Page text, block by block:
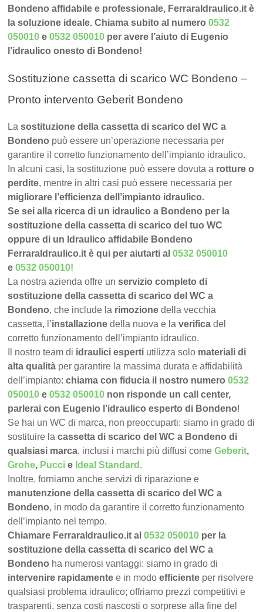
Bondeno affidabile e professionale, FerraraIdraulico.it è
la soluzione ideale. Chiama subito al numero0532
050010 e0532 050010 per avere l’aiuto di Eugenio
l’idraulico onesto di Bondeno!
Sostituzione cassetta di scarico WC Bondeno –
Pronto intervento Geberit Bondeno
Lasostituzione della cassetta di scarico del WC a
Bondeno può essere un’operazione necessaria per
garantire il corretto funzionamento dell’impianto idraulico.
In alcuni casi, la sostituzione può essere dovuta a rotture o
perdite, mentre in altri casi può essere necessaria per
migliorare l’efficienza dell’impianto idraulico.
Se sei alla ricerca di un idraulico a Bondeno per la
sostituzione della cassetta di scarico del tuo WC
oppure di un Idraulico affidabile Bondeno
FerraraIdraulico.it è qui per aiutarti al0532 050010
e0532 050010!
La nostra azienda offre unservizio completo di
sostituzione della cassetta di scarico del WC a
Bondeno, che include la rimozione della vecchia
cassetta, l’installazione della nuova e laverifica del
corretto funzionamento dell’impianto idraulico.
Il nostro team di idraulici esperti utilizza solo materiali di
alta qualità per garantire la massima durata e affidabilità
dell’impianto:chiama con fiducia il nostro numero0532
050010 e0532 050010 non risponde un call center,
parlerai con Eugenio l’idraulico esperto di Bondeno!
Se hai un WC di marca, non preoccuparti: siamo in grado di
sostituire lacassetta di scarico del WC a Bondeno di
qualsiasi marca, inclusi i marchi più diffusi comeGeberit,
Grohe, Pucci e Ideal Standard .
Inoltre, forniamo anche servizi di riparazione e
manutenzione della cassetta di scarico del WC a
Bondeno, in modo da garantire il corretto funzionamento
dell’impianto nel tempo.
Chiamare FerraraIdraulico.it al0532 050010 per la
sostituzione della cassetta di scarico del WC a
Bondeno ha numerosi vantaggi: siamo in grado di
intervenire rapidamente e in modoefficiente per risolvere
qualsiasi problema idraulico; offriamo prezzi competitivi e
trasparenti, senza costi nascosti o sorprese alla fine del